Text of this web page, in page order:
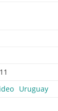
Uruguay